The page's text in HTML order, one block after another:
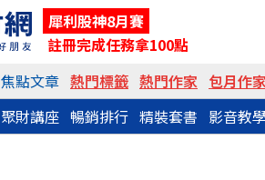
犀利股神8月賽
註冊完成任務拿100點
焦點文章 熱門標籤 熱門作家 包月作
聚財講座 暢銷排行 精裝套書 影音教